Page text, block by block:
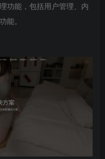
功能，包括用户管理、内
能。